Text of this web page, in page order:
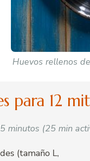
Huevos rellenos
para 12
minutos (25 min
(tamaño L,